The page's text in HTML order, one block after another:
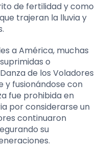
de fertilidad y como
trajeran la lluvia y
a América, muchas
o
de los Voladores
y fusionándose con
fue prohibida en
por considerarse un
continuaron
su